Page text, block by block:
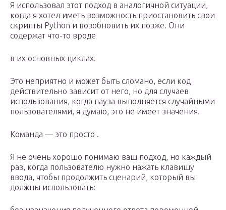
Я использовал этот подход в аналогичной ситуации,
когда я хотел иметь возможность приостановить свои
скрипты Python и возобновить их позже. Они
содержат что-то вроде
в их основных циклах.
Это неприятно и может быть сломано, если код
действительно зависит от него, но для случаев
использования, когда пауза выполняется случайными
пользователями, я думаю, это не имеет значения.
Команда — это просто .
Я не очень хорошо понимаю ваш подход, но каждый
раз, когда пользователю нужно нажать клавишу
ввода, чтобы продолжить сценарий, который вы
должны использовать: